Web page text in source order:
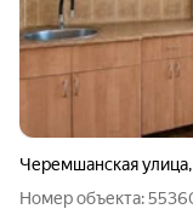
Черемшанская улица,
Номер объекта: